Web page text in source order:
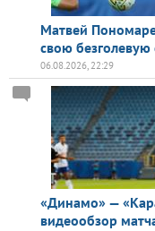
Матвей
свою
06.08.2026, 22:29
«Динамо» —
видеообзор